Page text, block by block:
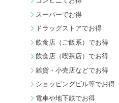
スーパーでお得
ドラッグストアでお得
飲食店（ご飯系）でお得
飲食店（喫茶店）でお得
雑貨・小売店などでお得
ショッピングビル等でお得
電車や地下鉄でお得